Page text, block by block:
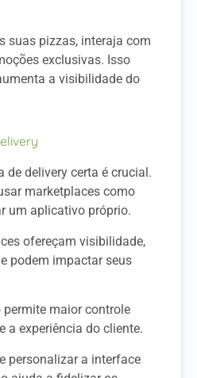
suas pizzas, interaja com
exclusivas. Isso
a visibilidade do
de delivery certa é crucial.
marketplaces como
um aplicativo próprio.
ofereçam visibilidade,
podem impactar seus
maior controle
a experiência do cliente.
personalizar a interface